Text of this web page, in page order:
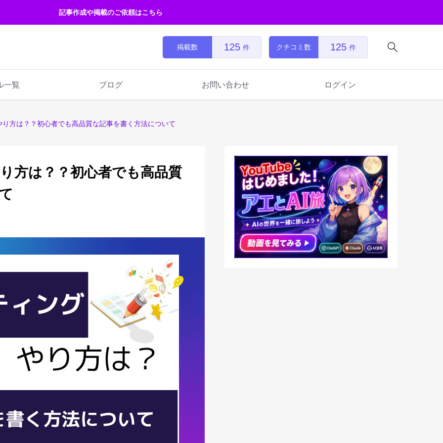
記事作成や掲載のご依頼はこちら

掲載数 125 件 クチコミ数 125 件
一覧 ブログ お問い合わせ ログイン
方は？？初心者でも高品質な記事を書く方法について
方は？？初心者でも高品質